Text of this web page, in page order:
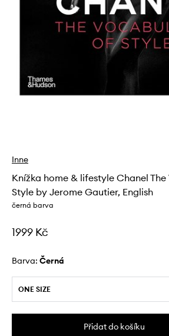
Inne
Knížka home & lifestyle Chanel
Style by Jerome Gautier, English
černá barva
1999 Kč
Barva: černá
ONE SIZE
Přidat do košíku